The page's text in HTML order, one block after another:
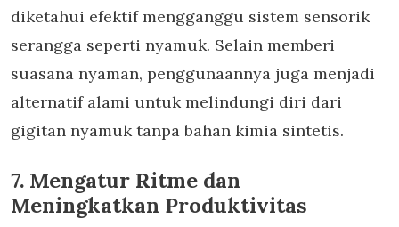
diketahui efektif mengganggu sistem sensorik
serangga seperti nyamuk. Selain memberi
suasana nyaman, penggunaannya juga menjadi
alternatif alami untuk melindungi diri dari
gigitan nyamuk tanpa bahan kimia sintetis.
7. Mengatur Ritme dan
Meningkatkan Produktivitas